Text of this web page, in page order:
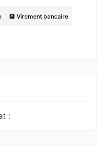
🏦 Virement bancaire
: